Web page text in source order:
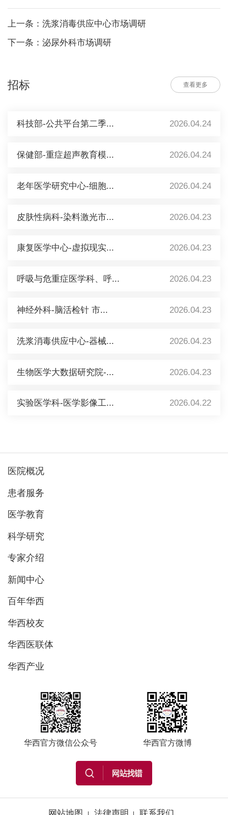
上一条：洗浆消毒供应中心市场调研
下一条：泌尿外科市场调研
招标 查看更多
科技部-公共平台第二季... 2026.04.24
保健部-重症超声教育模... 2026.04.24
老年医学研究中心-细胞... 2026.04.24
皮肤性病科-染料激光市... 2026.04.23
康复医学中心-虚拟现实... 2026.04.23
呼吸与危重症医学科、呼... 2026.04.23
神经外科-脑活检针 市... 2026.04.23
洗浆消毒供应中心-器械... 2026.04.23
生物医学大数据研究院-... 2026.04.23
实验医学科-医学影像工... 2026.04.22
医院概况
患者服务
医学教育
科学研究
专家介绍
新闻中心
百年华西
华西校友
华西医联体
华西产业
华西官方微信公众号 华西官方微博